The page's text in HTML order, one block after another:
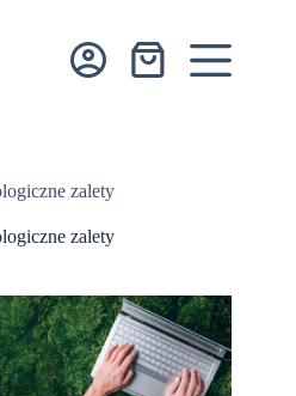
Koszyk
zalety
zalety